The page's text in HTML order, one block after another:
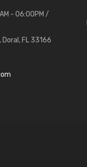
- 06:00PM /
FL 33166